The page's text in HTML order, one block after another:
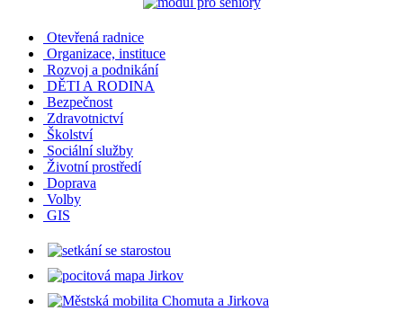
Otevřená radnice
Organizace, instituce
Rozvoj a podnikání
DĚTI A RODINA
Bezpečnost
Zdravotnictví
Školství
Sociální služby
Životní prostředí
Doprava
Volby
GIS